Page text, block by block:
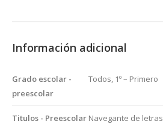
Información adicional
Grado escolar -
preescolar
Todos, 1º – Primero
Titulos - Preescolar Navegante de letras